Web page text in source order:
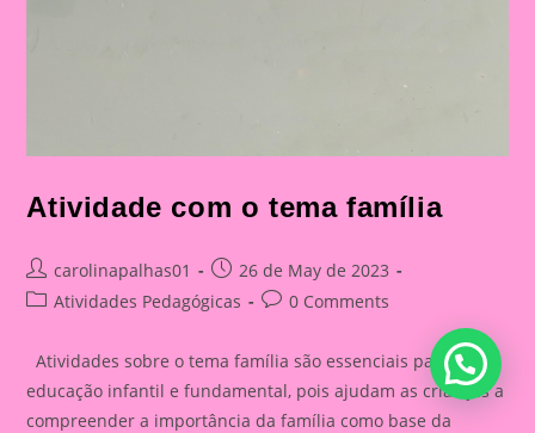
Atividade com o tema família
Post
author:
carolinapalhas01
Post
published:
26 de May de 2023
PostAtividades Pedagógicas
Post0 Comments
Atividades sobre o tema família são essenciais para a
educação infantil e fundamental, pois ajudam as crianças a
compreender a importância da família como base da